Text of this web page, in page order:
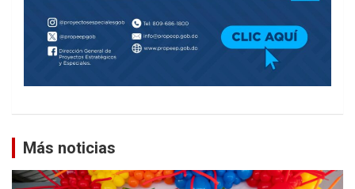
Más noticias